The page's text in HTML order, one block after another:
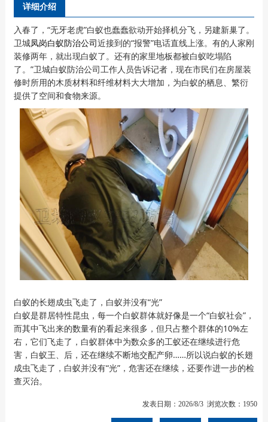
详细介绍
入春了，“无牙老虎”白蚁也蠢蠢欲动开始择机分飞，另建新巢了。
卫城凤岗白蚁防治公司近接到的“报警”电话直线上涨。有的人家刚
装修两年，就出现白蚁了。还有的家里地板都被白蚁吃塌陷
了。”卫城白蚁防治公司工作人员告诉记者，现在市民们在房屋装
修时所用的木质材料和纤维材料大大增加，为白蚁的栖息、繁衍
提供了空间和食物来源。
白蚁的长翅成虫飞走了，白蚁并没有“光”
白蚁是群居特性昆虫，每一个白蚁群体就好像是一个“白蚁社会”，
而其中飞出来的数量有的看起来很多，但只占整个群体的10%左
右，它们飞走了，白蚁群体中为数众多的工蚁还在继续进行危
害，白蚁王、后，还在继续不断地交配产卵……所以说白蚁的长翅
成虫飞走了，白蚁并没有“光”，危害还在继续，还要作进一步的检
查灭治。
发表日期：2026/8/3 浏览次数：1950